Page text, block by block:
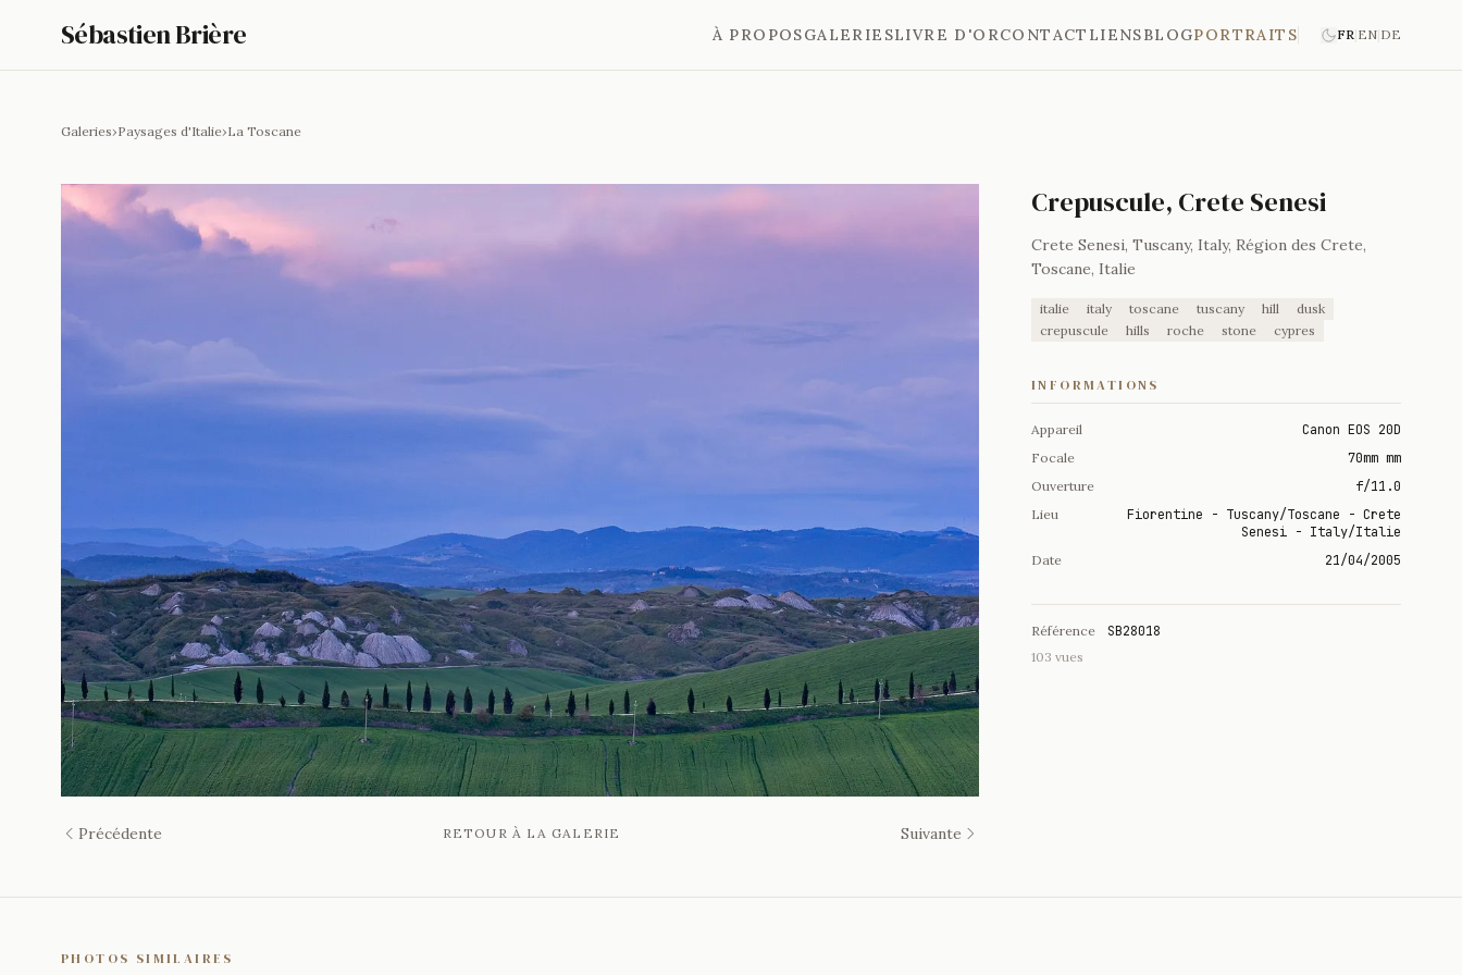
Sébastien Brière À PROPOSGALERIESLIVRE D'ORCONTACT LIENSBLOGPORTRAITS FR|EN|DE
Galeries›Paysages d'Italie›La Toscane
Précédente RETOUR À LA GALERIE Suivante
Crepuscule, Crete Senesi
Crete Senesi, Tuscany, Italy, Région des Crete,
Toscane, Italie
italie italy toscane tuscany hill
dusk
crepuscule
hills roche stone cypres
INFORMATIONS
Appareil Canon EOS 20D
Focale 70mm mm
Ouverture f/11.0
Lieu
Fiorentine - Tuscany/Toscane - Crete
Senesi - Italy/Italie
Date 21/04/2005
Référence SB28018
103 vues
PHOTOS SIMILAIRES